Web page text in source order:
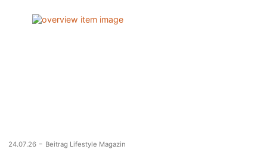
24.07.26 - Beitrag Lifestyle Magazin